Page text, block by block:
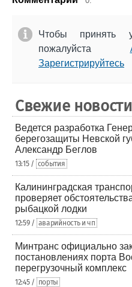
Чтобы принять
пожалуйста
Зарегистрируйтесь
Свежие новости
Ведется разработка
берегозащиты Невской
Александр Беглов
13:15 / события
Калининградская
проверяет
рыбацкой лодки
12:59 / аварийность и чп
Минтранс официально
постановлениях порта
перегрузочный комплекс
12:45 / порты